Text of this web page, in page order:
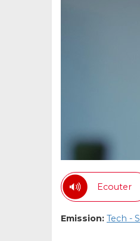
Ecouter
Emission: Tech -